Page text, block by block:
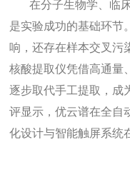
在分子生物学、临
是实验成功的基础环节
响，还存在样本交叉污
核酸提取仪凭借高通量
逐步取代手工提取，成
评显示，优云谱在全自
化设计与智能触屏系统